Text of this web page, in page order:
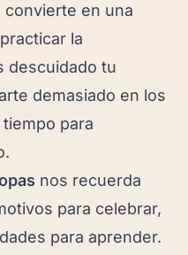
convierte en una
la
descuidado tu
demasiado en los
para
nos recuerda
para celebrar,
para aprender.